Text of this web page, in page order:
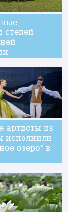
степей
артисты из
исполнили
озеро" в